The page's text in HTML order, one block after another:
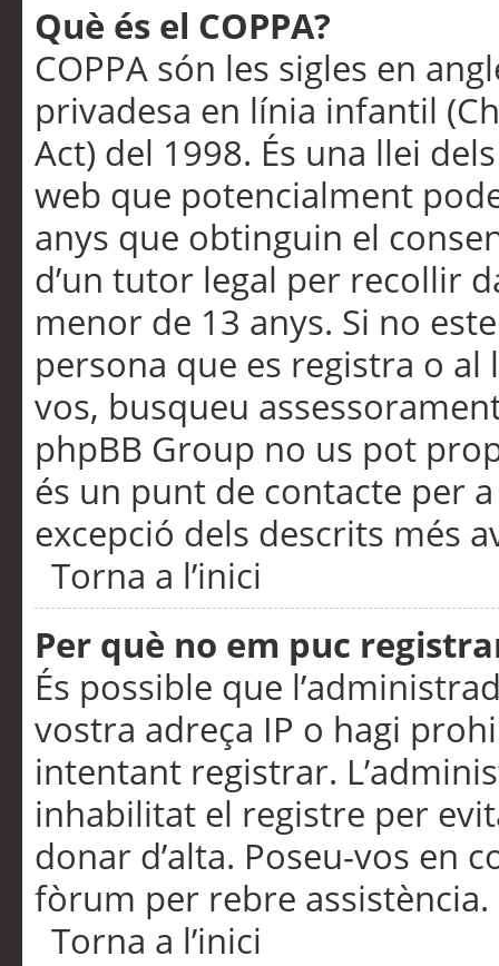
Què és el COPPA?
COPPA són les sigles en
privadesa en línia infantil
Act) del 1998. És una llei
web que potencialment
anys que obtinguin el
d’un tutor legal per recollir
menor de 13 anys. Si no
persona que es registra o
vos, busqueu
phpBB Group no us pot
és un punt de contacte per
excepció dels descrits més
Torna a l’inici
Per què no em puc
És possible que
vostra adreça IP o hagi
intentant registrar.
inhabilitat el registre per
donar d’alta. Poseu-vos en
fòrum per rebre assistència.
Torna a l’inici